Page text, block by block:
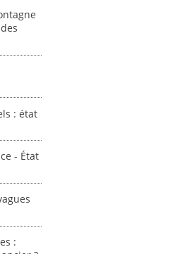
: état
- État
: